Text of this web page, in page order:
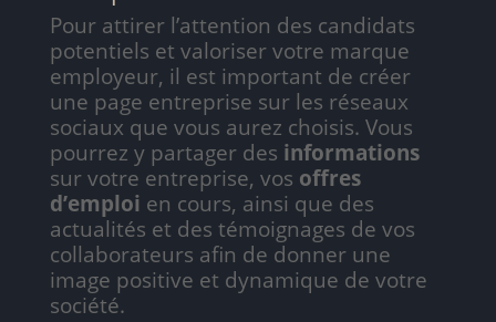
Pour attirer l’attention des candidats
potentiels et valoriser votre marque
employeur, il est important de créer
une page entreprise sur les réseaux
sociaux que vous aurez choisis. Vous
pourrez y partager des informations
sur votre entreprise, vos offres
d’emploi en cours, ainsi que des
actualités et des témoignages de vos
collaborateurs afin de donner une
image positive et dynamique de votre
société.